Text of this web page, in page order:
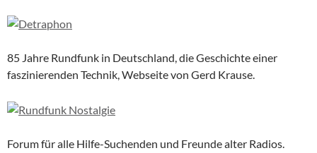
85 Jahre Rundfunk in Deutschland, die Geschichte einer
faszinierenden Technik, Webseite von Gerd Krause.
Forum für alle Hilfe-Suchenden und Freunde alter Radios.